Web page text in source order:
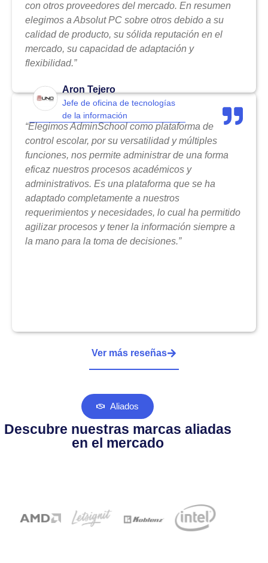
con otros proveedores del mercado. En resumen
elegimos a Absolut PC sobre otros debido a su
calidad de producto, su sólida reputación en el
mercado, su capacidad de adaptación y
flexibilidad.”
Aron Tejero
Jefe de oficina de tecnologías
de la información
“Elegimos AdminSchool como plataforma de
control escolar, por su versatilidad y múltiples
funciones, nos permite administrar de una forma
eficaz nuestros procesos académicos y
administrativos. Es una plataforma que se ha
adaptado completamente a nuestros
requerimientos y necesidades, lo cual ha permitido
agilizar procesos y tener la información siempre a
la mano para la toma de decisiones.”
Ver más reseñas
Aliados
Descubre nuestras marcas aliadas
en el mercado